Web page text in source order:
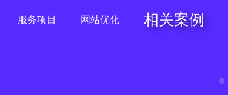
服务项目 网站优化 相关案例